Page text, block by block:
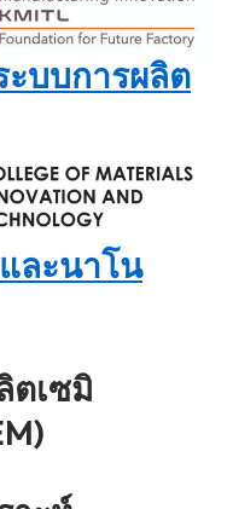
บบการผลิต
ละนาโน
ตเซมิ